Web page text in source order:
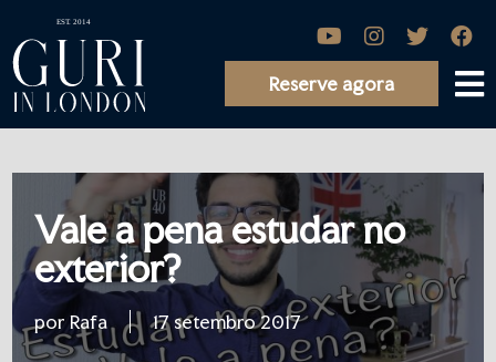
Reserve agora
Vale a pena estudar no
exterior?
por Rafa 17 setembro 2017